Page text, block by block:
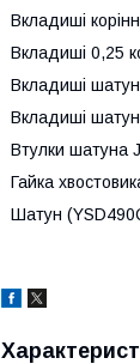
Вкладиші
Вкладиші 0,25
Вкладиші
Вкладиші
Втулки шатуна
Гайка
Шатун